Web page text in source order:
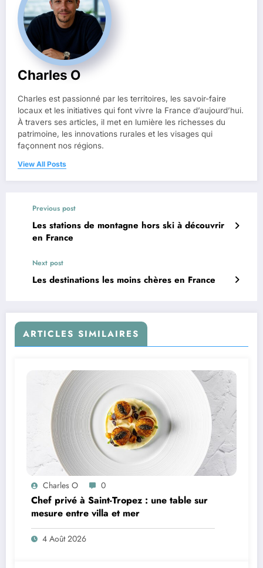
Charles O
Charles est passionné par les territoires, les savoir-faire
locaux et les initiatives qui font vivre la France d’aujourd’hui.
À travers ses articles, il met en lumière les richesses du
patrimoine, les innovations rurales et les visages qui
façonnent nos régions.
View All Posts
Previous post
Les stations de montagne hors ski à découvrir
en France
Next post
Les destinations les moins chères en France
ARTICLES SIMILAIRES
Charles O 0
Chef privé à Saint-Tropez : une table sur
mesure entre villa et mer
4 Août 2026